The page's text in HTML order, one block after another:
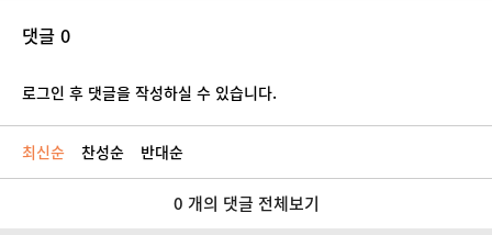
댓글 0
로그인 후 댓글을 작성하실 수 있습니다.
최신순 찬성순 반대순
0 개의 댓글 전체보기